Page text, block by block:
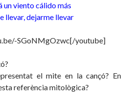
un viento cálido más
llevar, dejarme llevar
SGoNMgOzwc[/youtube]
el mite en la cançó? En
referència mitològica?